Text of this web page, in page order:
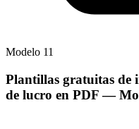
Modelo 11
Plantillas gratuitas de
de lucro en PDF—